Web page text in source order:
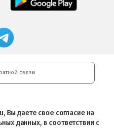
в
приложение
Магазин
профессиональной
Professional
и
Интернет-
Telegram
связи
Вы даете свое согласие на
данных, в соответствии с